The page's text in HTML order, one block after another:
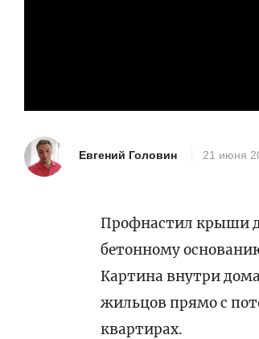
Евгений Головин 21 июня
Профнастил крыши
бетонному
Картина внутри
жильцов прямо с
квартирах.